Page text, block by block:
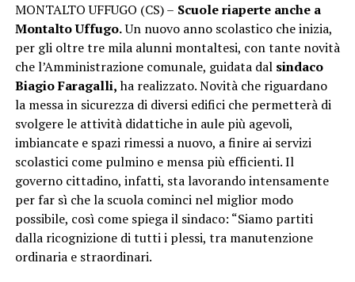
MONTALTO UFFUGO (CS) – Scuole riaperte anche a
Montalto Uffugo.Un nuovo anno scolastico che inizia,
per gli oltre tre mila alunni montaltesi, con tante novità
che l’Amministrazione comunale, guidata dal sindaco
Biagio Faragalli,ha realizzato. Novità che riguardano
la messa in sicurezza di diversi edifici che permetterà di
svolgere le attività didattiche in aule più agevoli,
imbiancate e spazi rimessi a nuovo, a finire ai servizi
scolastici come pulmino e mensa più efficienti. Il
governo cittadino, infatti, sta lavorando intensamente
per far sì che la scuola cominci nel miglior modo
possibile, così come spiega il sindaco: “Siamo partiti
dalla ricognizione di tutti i plessi, tra manutenzione
ordinaria e straordinari.